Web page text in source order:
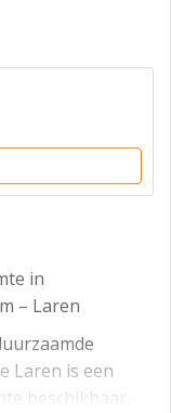
in
– Laren
Laren is een
beschikbaar,